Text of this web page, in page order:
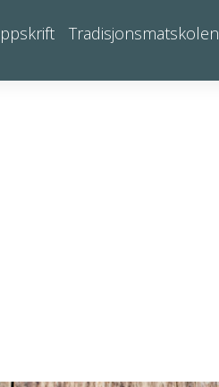
Tradisjonsmatskolen